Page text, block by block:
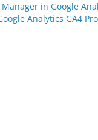
in Google
Analytics GA4